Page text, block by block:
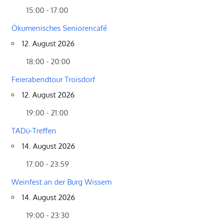
15:00 - 17:00
Ökumenisches Seniorencafé
12. August 2026
18:00 - 20:00
Feierabendtour Troisdorf
12. August 2026
19:00 - 21:00
TADü-Treffen
14. August 2026
17:00 - 23:59
Weinfest an der Burg Wissem
14. August 2026
19:00 - 23:30